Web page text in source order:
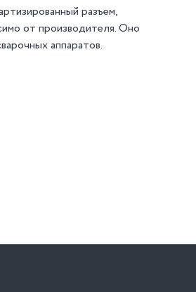
разъем,
от производителя. Оно
аппаратов.